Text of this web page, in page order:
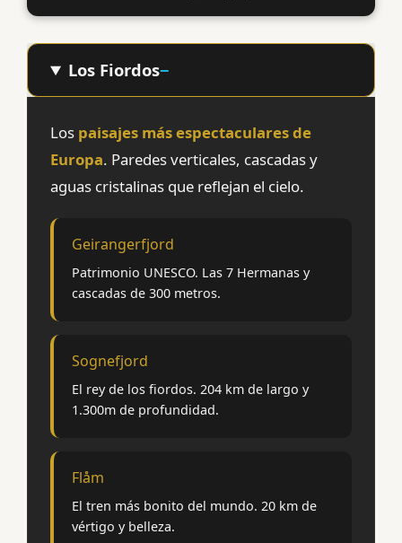
Los Fiordos
Los paisajes más espectaculares de
Europa. Paredes verticales, cascadas y
aguas cristalinas que reflejan el cielo.
Geirangerfjord
Patrimonio UNESCO. Las 7 Hermanas y
cascadas de 300 metros.
Sognefjord
El rey de los fiordos. 204 km de largo y
1.300m de profundidad.
Flåm
El tren más bonito del mundo. 20 km de
vértigo y belleza.